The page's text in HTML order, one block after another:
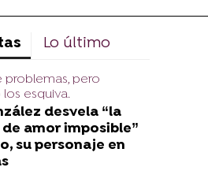
Lo último
problemas, pero
esquiva.
desvela “la
amor imposible”
su personaje en